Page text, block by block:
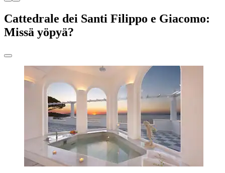
Cattedrale dei Santi Filippo e Giacomo:
Missä yöpyä?